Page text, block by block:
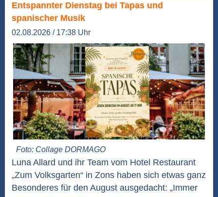
Entspannter Dienstag bei Tapas und
spanischer Musik
02.08.2026 / 17:38 Uhr
Foto: Collage DORMAGO
Luna Allard und ihr Team vom Hotel Restaurant
„Zum Volksgarten“ in Zons haben sich etwas ganz
Besonderes für den August ausgedacht: „Immer